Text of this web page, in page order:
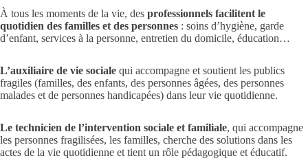
À tous les moments de la vie, des professionnels facilitent le
quotidien des familles et des personnes : soins d’hygiène, garde
d’enfant, services à la personne, entretien du domicile, éducation…
L’auxiliaire de vie sociale qui accompagne et soutient les publics
fragiles (familles, des enfants, des personnes âgées, des personnes
malades et de personnes handicapées) dans leur vie quotidienne.
Le technicien de l’intervention sociale et familiale, qui accompagne
les personnes fragilisées, les familles, cherche des solutions dans les
actes de la vie quotidienne et tient un rôle pédagogique et éducatif.